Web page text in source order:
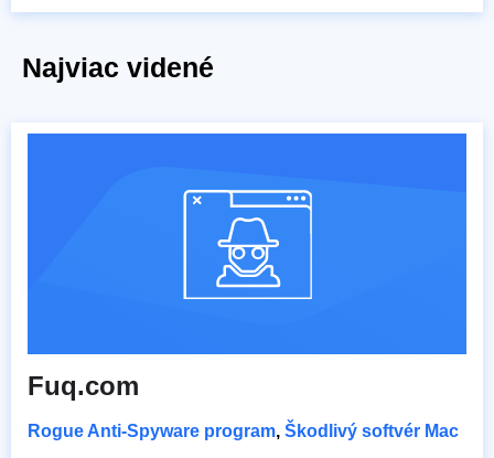
Najviac videné
Fuq.com
Rogue Anti-Spyware program, Škodlivý softvér Mac